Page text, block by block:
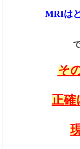
MRIは
そ
正確